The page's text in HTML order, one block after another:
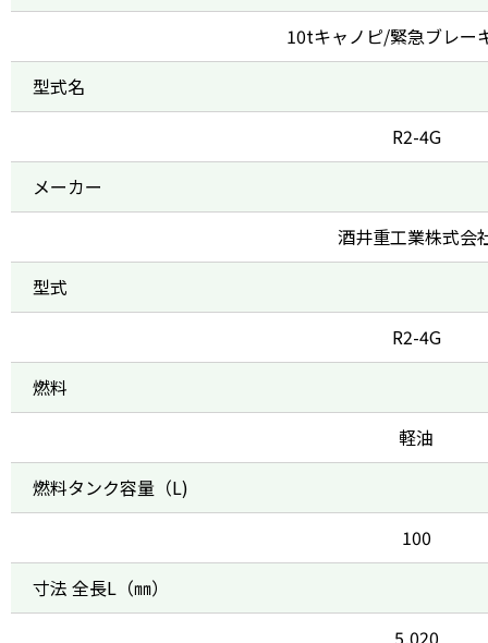
10tキャノピ/緊急ブレー
型式名
R2-4G
メーカー
酒井重工業株式会
型式
R2-4G
燃料
軽油
燃料タンク容量（L)
100
寸法 全長L（㎜）
5,020